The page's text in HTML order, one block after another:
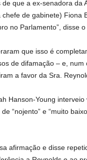
que a ex-senadora da
de gabinete) Fiona
no Parlamento”, disse o
que isso é
de difamação – e, num
a favor da Sra.
Hanson-Young interveio
“nojento” e “muito
afirmação e disse